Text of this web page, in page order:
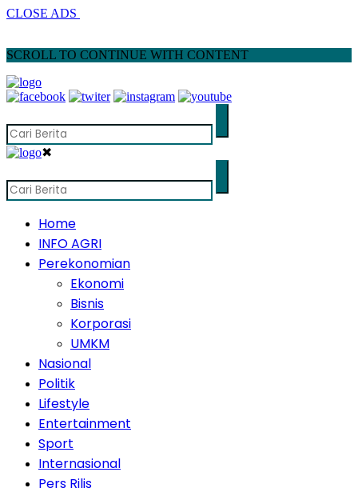
CLOSE ADS
SCROLL TO CONTINUE WITH CONTENT
✖
Home
INFO AGRI
Perekonomian
Ekonomi
Bisnis
Korporasi
UMKM
Nasional
Politik
Lifestyle
Entertainment
Sport
Internasional
Pers Rilis